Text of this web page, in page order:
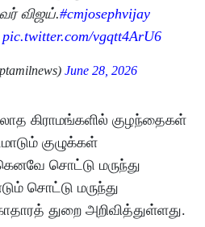
விஜய்.#cmjosephvijay
pic.twitter.com/vgqtt4ArU6
June 28, 2026
கிராமங்களில் குழந்தைகள்
குழுக்கள்
சொட்டு மருந்து
சொட்டு மருந்து
துறை அறிவித்துள்ளது.